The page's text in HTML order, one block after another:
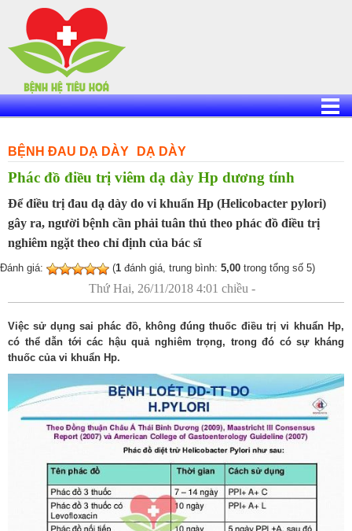
content
BỆNH ĐAU DẠ DÀY DẠ DÀY
Phác đồ điều trị viêm dạ dày Hp dương tính
Để điều trị đau dạ dày do vi khuẩn Hp (Helicobacter pylori)
gây ra, người bệnh cần phải tuân thủ theo phác đồ điều trị
nghiêm ngặt theo chỉ định của bác sĩ
Đánh giá: (1 đánh giá, trung bình: 5,00 trong tổng số 5)
Thứ Hai, 26/11/2018 4:01 chiều -
Việc sử dụng sai phác đồ, không đúng thuốc điều trị vi khuẩn Hp,
có thể dẫn tới các hậu quả nghiêm trọng, trong đó có sự kháng
thuốc của vi khuẩn Hp.